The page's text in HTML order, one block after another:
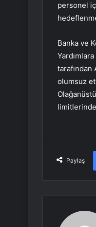
personel
Banka ve
tarafından
olumsuz
Paylaş